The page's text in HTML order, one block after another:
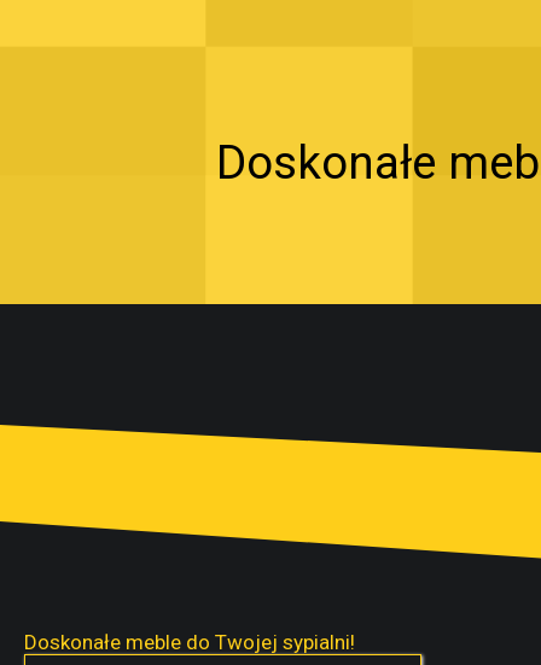
Doskonałe
Doskonałe meble do Twojej sypialni!